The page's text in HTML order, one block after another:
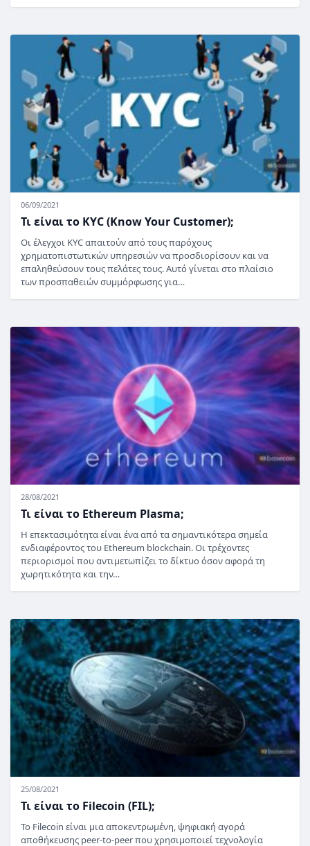
06/09/2021
Τι είναι το KYC (Know Your Customer);
Οι έλεγχοι KYC απαιτούν από τους παρόχους
χρηματοπιστωτικών υπηρεσιών να προσδιορίσουν και να
επαληθεύσουν τους πελάτες τους. Αυτό γίνεται στο πλαίσιο
των προσπαθειών συμμόρφωσης για…
28/08/2021
Τι είναι το Ethereum Plasma;
Η επεκτασιμότητα είναι ένα από τα σημαντικότερα σημεία
ενδιαφέροντος του Ethereum blockchain. Οι τρέχοντες
περιορισμοί που αντιμετωπίζει το δίκτυο όσον αφορά τη
χωρητικότητα και την…
25/08/2021
Τι είναι το Filecoin (FIL);
Το Filecoin είναι μια αποκεντρωμένη, ψηφιακή αγορά
αποθήκευσης peer-to-peer που χρησιμοποιεί τεχνολογία